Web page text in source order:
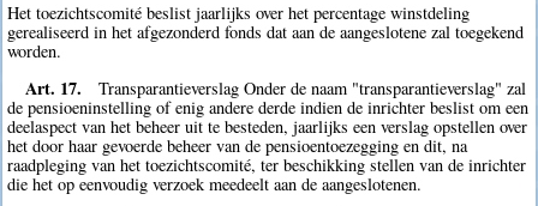
Het toezichtscomité beslist jaarlijks over het percentage winstdeling
gerealiseerd in het afgezonderd fonds dat aan de aangeslotene zal toegekend
worden.
Art. 17.
Transparantieverslag Onder de naam "transparantieverslag" zal
de pensioeninstelling of enig andere derde indien de inrichter beslist om een
deelaspect van het beheer uit te besteden, jaarlijks een verslag opstellen over
het door haar gevoerde beheer van de pensioentoezegging en dit, na
raadpleging van het toezichtscomité, ter beschikking stellen van de inrichter
die het op eenvoudig verzoek meedeelt aan de aangeslotenen.